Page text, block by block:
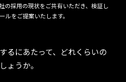
の採用の現状をご共有いただき、検証し
ルをご提案いたします。
るにあたって、どれくらいの
ょうか。